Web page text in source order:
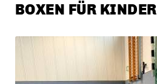
BOXEN FÜR KINDER